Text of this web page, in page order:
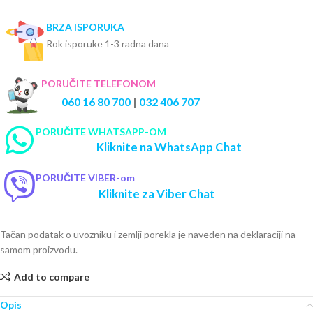
BRZA ISPORUKA
Rok isporuke 1-3 radna dana
PORUČITE TELEFONOM
060 16 80 700 | 032 406 707
PORUČITE WHATSAPP-OM
Kliknite na WhatsApp Chat
PORUČITE VIBER-om
Kliknite za Viber Chat
Tačan podatak o uvozniku i zemlji porekla je naveden na deklaraciji na
samom proizvodu.
Add to compare
Opis